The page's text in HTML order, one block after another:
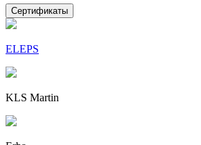
Сертификаты
ELEPS
KLS Martin